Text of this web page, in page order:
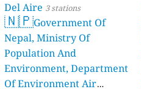
Del Aire 3 stations
🇳🇵Government Of
Nepal, Ministry Of
Population And
Environment, Department
Of Environment Air